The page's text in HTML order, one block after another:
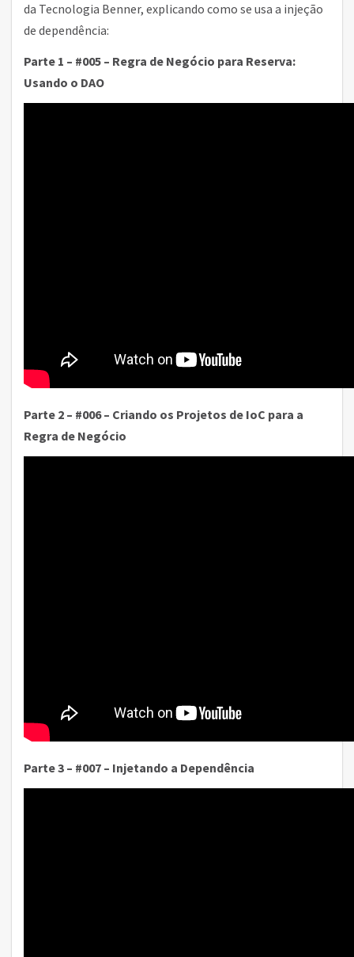
da Tecnologia Benner, explicando como se usa a injeção
de dependência:
Parte 1 – #005 – Regra de Negócio para Reserva:
Usando o DAO
Parte 2 – #006 – Criando os Projetos de IoC para a
Regra de Negócio
Parte 3 – #007 – Injetando a Dependência